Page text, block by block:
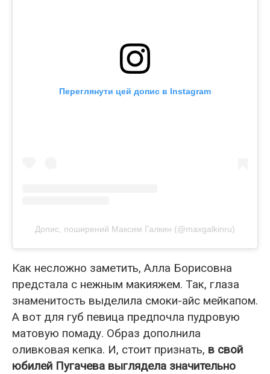
Переглянути цей допис в Instagram
Допис, поширений Максим Галкин (@maxgalkinru)
Как несложно заметить, Алла Борисовна
предстала с нежным макияжем. Так, глаза
знаменитость выделила смоки-айс мейкапом.
А вот для губ певица предпочла пудровую
матовую помаду. Образ дополнила
оливковая кепка. И, стоит признать, в свой
юбилей Пугачева выглядела значительно